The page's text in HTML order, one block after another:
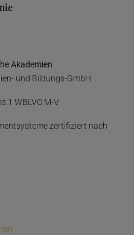
Akademien
und Bildungs-GmbH
WBLVO M-V.
zertifiziert nach